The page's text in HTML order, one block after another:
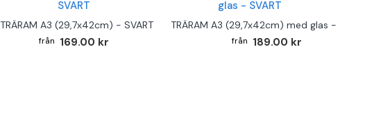
TRÄRAM A3 (29,7x42cm) - SVART
169.00 kr
TRÄRAM A3 (29,7x42cm) med glas -
189.00 kr